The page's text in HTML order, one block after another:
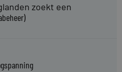
zoekt een